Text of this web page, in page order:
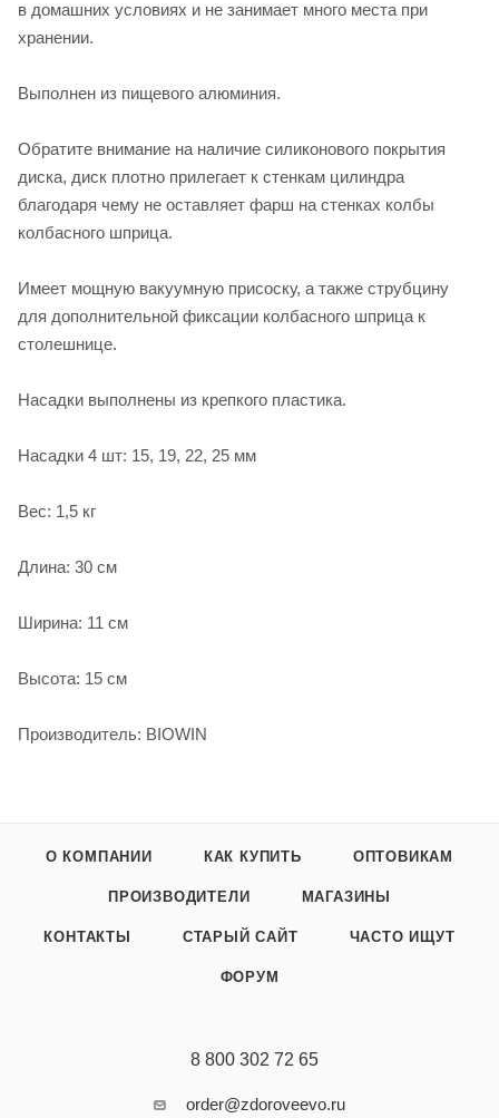
в домашних условиях и не занимает много места при
хранении.
Выполнен из пищевого алюминия.
Обратите внимание на наличие силиконового покрытия
диска, диск плотно прилегает к стенкам цилиндра
благодаря чему не оставляет фарш на стенках колбы
колбасного шприца.
Имеет мощную вакуумную присоску, а также струбцину
для дополнительной фиксации колбасного шприца к
столешнице.
Насадки выполнены из крепкого пластика.
Насадки 4 шт: 15, 19, 22, 25 мм
Вес: 1,5 кг
Длина: 30 см
Ширина: 11 см
Высота: 15 см
Производитель: BIOWIN
О КОМПАНИИ КАК КУПИТЬ ОПТОВИКАМ
ПРОИЗВОДИТЕЛИ МАГАЗИНЫ
КОНТАКТЫ СТАРЫЙ САЙТ ЧАСТО ИЩУТ
ФОРУМ
8 800 302 72 65
order@zdoroveevo.ru